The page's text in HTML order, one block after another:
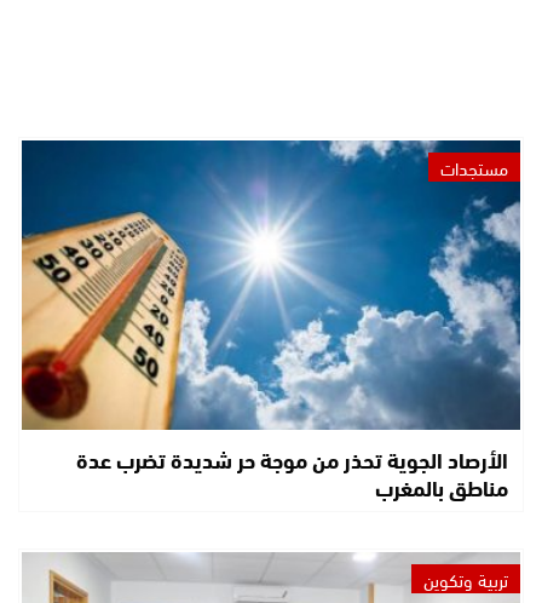
مستجدات
الأرصاد الجوية تحذر من موجة حر شديدة تضرب عدة
مناطق بالمغرب
تربية وتكوين